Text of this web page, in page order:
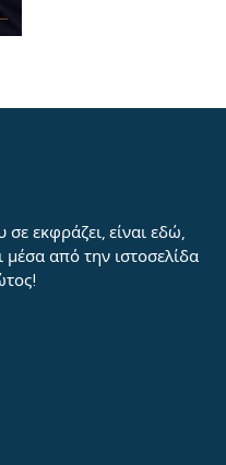
εκφράζει, είναι εδώ,
από την ιστοσελίδα